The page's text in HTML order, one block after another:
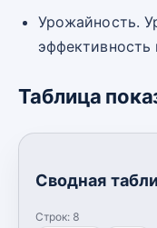
Урожайность.
эффективность
Таблица
Сводная
Строк: 8